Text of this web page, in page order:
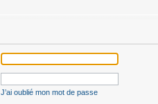
J’ai oublié mon mot de passe